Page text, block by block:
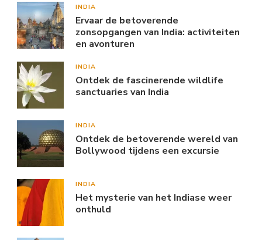
INDIA
Ervaar de betoverende
zonsopgangen van India: activiteiten
en avonturen
INDIA
Ontdek de fascinerende wildlife
sanctuaries van India
INDIA
Ontdek de betoverende wereld van
Bollywood tijdens een excursie
INDIA
Het mysterie van het Indiase weer
onthuld